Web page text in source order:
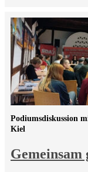
Podiumsdiskussion
Kiel